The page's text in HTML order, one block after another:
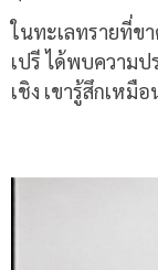
ในทะเลทรายที่ข
เปรี ได้พบความป
เชิง เขารู้สึกเหมื